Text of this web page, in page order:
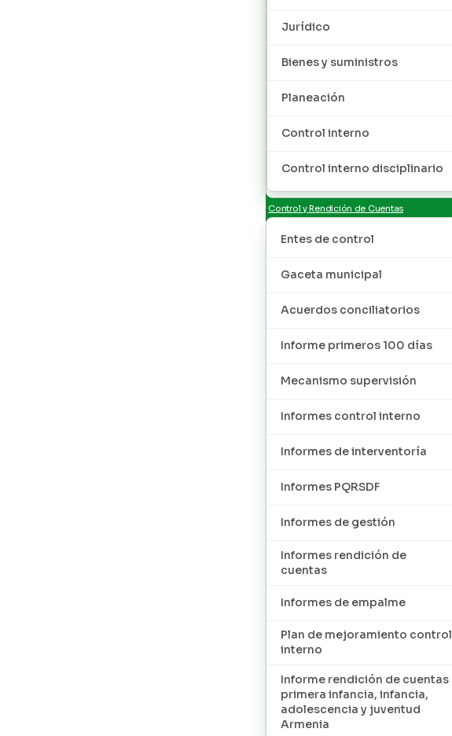
Jurídico
Bienes y suministros
Planeación
Control interno
Control interno disciplinario
Control y Rendición de Cuentas
Entes de control
Gaceta municipal
Acuerdos conciliatorios
Informe primeros 100 días
Mecanismo supervisión
Informes control interno
Informes de interventoría
Informes PQRSDF
Informes de gestión
Informes rendición de
cuentas
Informes de empalme
Plan de mejoramiento control
interno
Informe rendición de cuentas
primera infancia, infancia,
adolescencia y juventud
Armenia